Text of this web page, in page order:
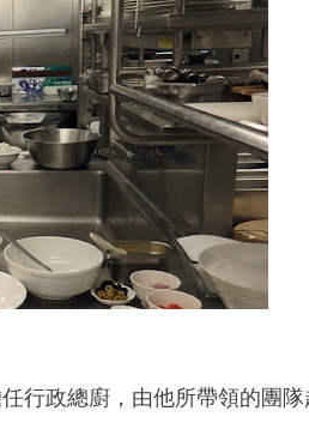
行政總廚，由他所帶領的團